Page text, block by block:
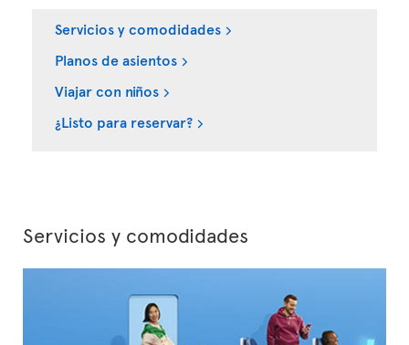
Servicios y comodidades
Planos de asientos
Viajar con niños
¿Listo para reservar?
Servicios y comodidades